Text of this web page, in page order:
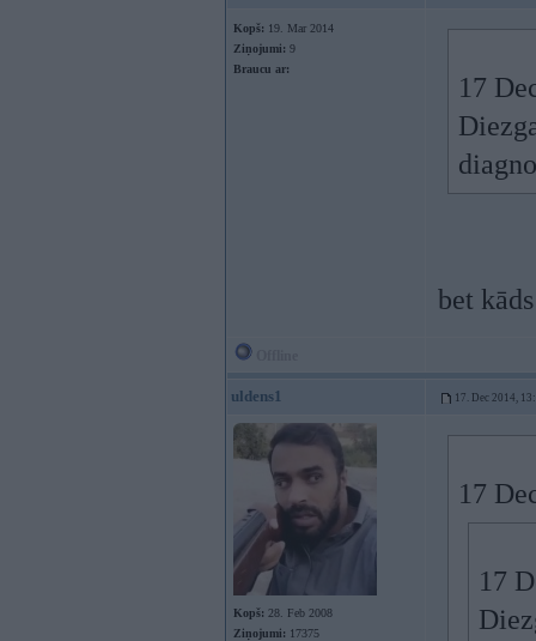
Kopš: 19. Mar 2014
Ziņojumi: 9
Braucu ar:
17
bet
uldens1 17. Dec 2014,
Kopš: 28. Feb 2008
Ziņojumi: 17375
17
17